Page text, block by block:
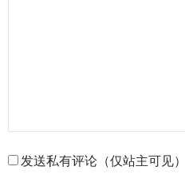
发送私有评论（仅站主可见）